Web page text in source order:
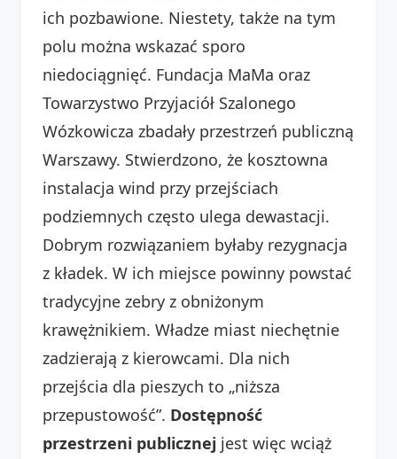
ich pozbawione. Niestety, także na tym
polu można wskazać sporo
niedociągnięć. Fundacja MaMa oraz
Towarzystwo Przyjaciół Szalonego
Wózkowicza zbadały przestrzeń publiczną
Warszawy. Stwierdzono, że kosztowna
instalacja wind przy przejściach
podziemnych często ulega dewastacji.
Dobrym rozwiązaniem byłaby rezygnacja
z kładek. W ich miejsce powinny powstać
tradycyjne zebry z obniżonym
krawężnikiem. Władze miast niechętnie
zadzierają z kierowcami. Dla nich
przejścia dla pieszych to „niższa
przepustowość”. Dostępność
przestrzeni publicznej jest więc wciąż